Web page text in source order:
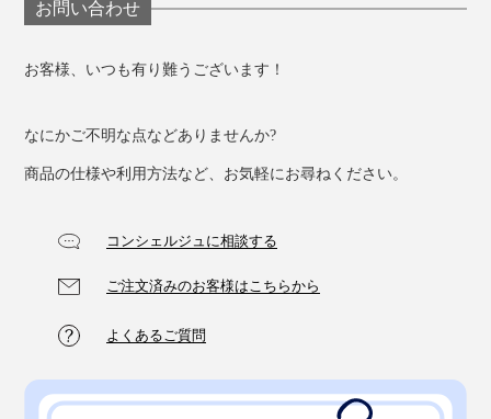
お問い合わせ
お客様、いつも有り難うございます！
なにかご不明な点などありませんか?
商品の仕様や利用方法など、お気軽にお尋ねください。
コンシェルジュに相談する
ご注文済みのお客様はこちらから
よくあるご質問